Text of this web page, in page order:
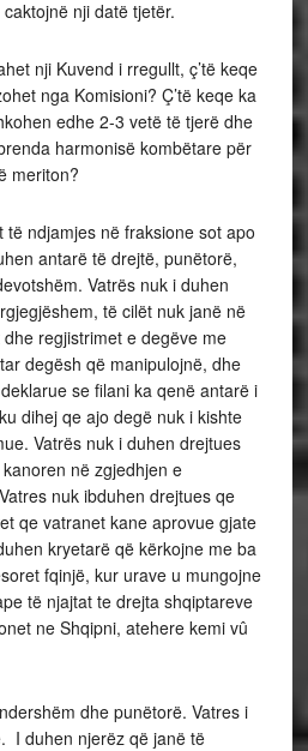
nji datë tjetër.
nji Kuvend i rregullt, ç’të keqe
nga Komisioni? Ç’të keqe ka
edhe 2-3 vetë të tjerë dhe
harmonisë kombëtare për
meriton?
të ndjamjes në fraksione sot apo
antarë të drejtë, punëtorë,
Vatrës nuk i duhen
të cilët nuk janë në
regjistrimet e degëve me
degësh që manipulojnë, dhe
se filani ka qenë antarë i
dihej qe ajo degë nuk i kishte
Vatrës nuk i duhen drejtues
në zgjedhjen e
nuk ibduhen drejtues qe
qe vatranet kane aprovue gjate
kryetarë që kërkojne me ba
fqinjë, kur urave u mungojne
të njajtat te drejta shqiptareve
ne Shqipni, atehere kemi vû
dhe punëtorë. Vatres i
I duhen njerëz që janë të